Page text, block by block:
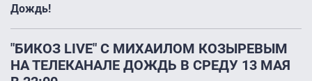
Дождь!
"БИКОЗ LIVE" С МИХАИЛОМ КОЗЫРЕВЫМ
НА ТЕЛЕКАНАЛЕ ДОЖДЬ В СРЕДУ 13 МАЯ